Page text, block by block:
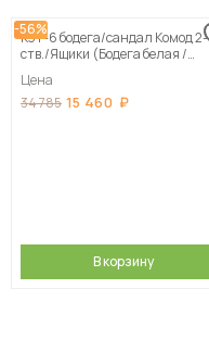
-56%
Кэт-6 бодега/сандал Комод 2-
ств./Ящики (Бодега белая /
Цена
34 785 15 460
В корзину